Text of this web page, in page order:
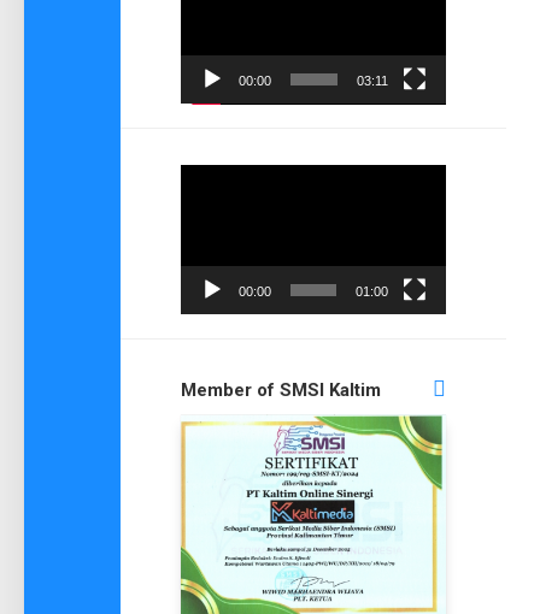
00:00 03:11
00:00 01:00
Member of SMSI Kaltim